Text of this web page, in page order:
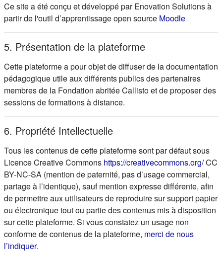
Ce site a été conçu et développé par Enovation Solutions à
partir de l'outil d’apprentissage open source Moodle(s'ouvre
5. Présentation de la plateforme
Cette plateforme a pour objet de diffuser de la documentation
pédagogique utile aux différents publics des partenaires
membres de la Fondation abritée Callisto et de proposer des
sessions de formations à distance.
6. Propriété Intellectuelle
Tous les contenus de cette plateforme sont par défaut sous
Licence Creative Commons https://creativecommons.org/CC
BY-NC-SA (mention de paternité, pas d’usage commercial,
partage à l’identique), sauf mention expresse différente, afin
de permettre aux utilisateurs de reproduire sur support papier
ou électronique tout ou partie des contenus mis à disposition
sur cette plateforme. Si vous constatez un usage non
conforme de contenus de la plateforme, merci de nous
l’indiquer(s'ouvre dans un nouvel onglet)
.